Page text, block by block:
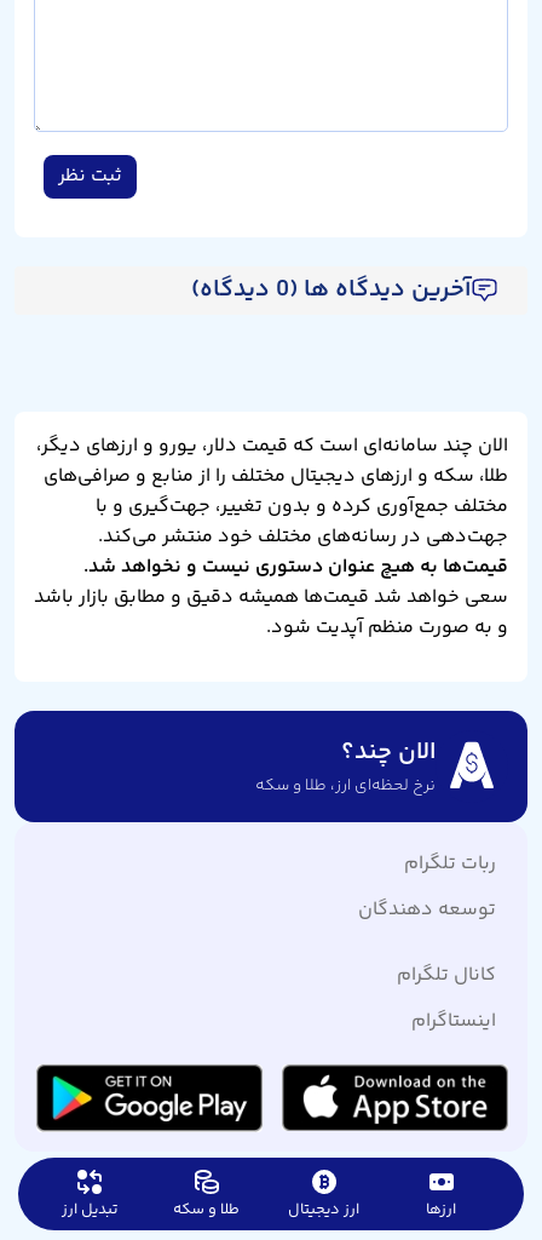
ارزها ارز دیجیتال طلا و سکه تبدیل ارز
ثبت نظر
آخرین دیدگاه ها (0 دیدگاه)
الان چند سامانه‌ای است که قیمت دلار، یورو و ارزهای دیگر،
طلا، سکه و ارزهای دیجیتال مختلف را از منابع و صرافی‌های
مختلف جمع‌آوری کرده و بدون تغییر، جهت‌گیری و با
جهت‌دهی در رسانه‌های مختلف خود منتشر می‌کند.
قیمت‌ها به هیچ عنوان دستوری نیست و نخواهد شد.
سعی خواهد شد قیمت‌ها همیشه دقیق و مطابق بازار باشد
و به صورت منظم آپدیت شود.
الان چند؟
نرخ لحظه‌ای ارز،‌ طلا و سکه
ربات تلگرام
توسعه دهندگان
کانال تلگرام
اینستاگرام